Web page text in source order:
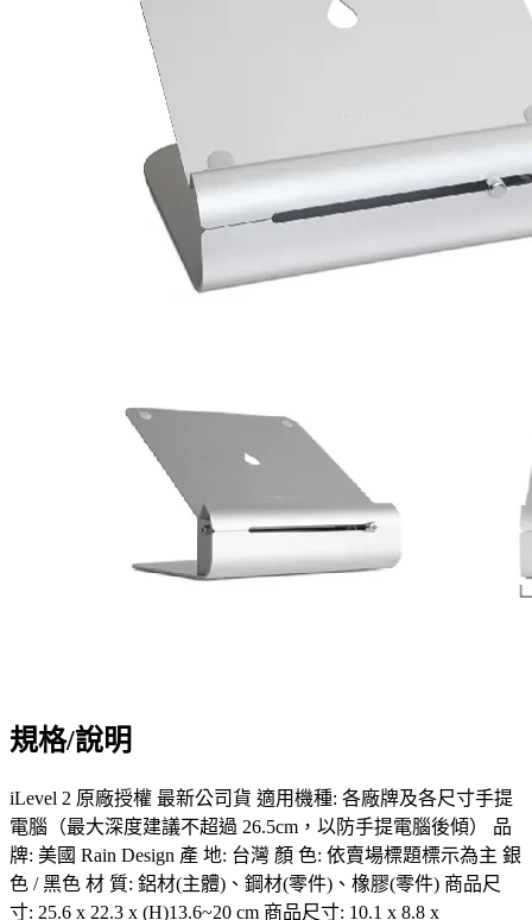
規格/說明
iLevel 2 原廠授權 最新公司貨 適用機種: 各廠牌及各尺寸手提
電腦（最大深度建議不超過 26.5cm，以防手提電腦後傾） 品
牌: 美國 Rain Design 產 地: 台灣 顏 色: 依賣場標題標示為主 銀
色 / 黑色 材 質: 鋁材(主體)、鋼材(零件)、橡膠(零件) 商品尺
寸: 25.6 x 22.3 x (H)13.6~20 cm 商品尺寸: 10.1 x 8.8 x